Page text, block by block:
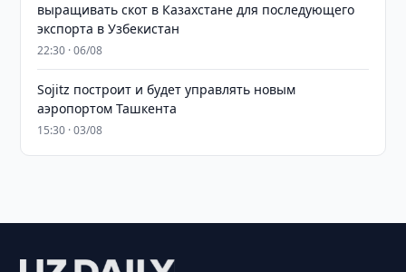
выращивать скот в Казахстане для последующего
экспорта в Узбекистан
22:30 · 06/08
Sojitz построит и будет управлять новым
аэропортом Ташкента
15:30 · 03/08